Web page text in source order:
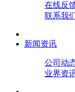
在线反
联系我
新闻资讯
公司动
业界资